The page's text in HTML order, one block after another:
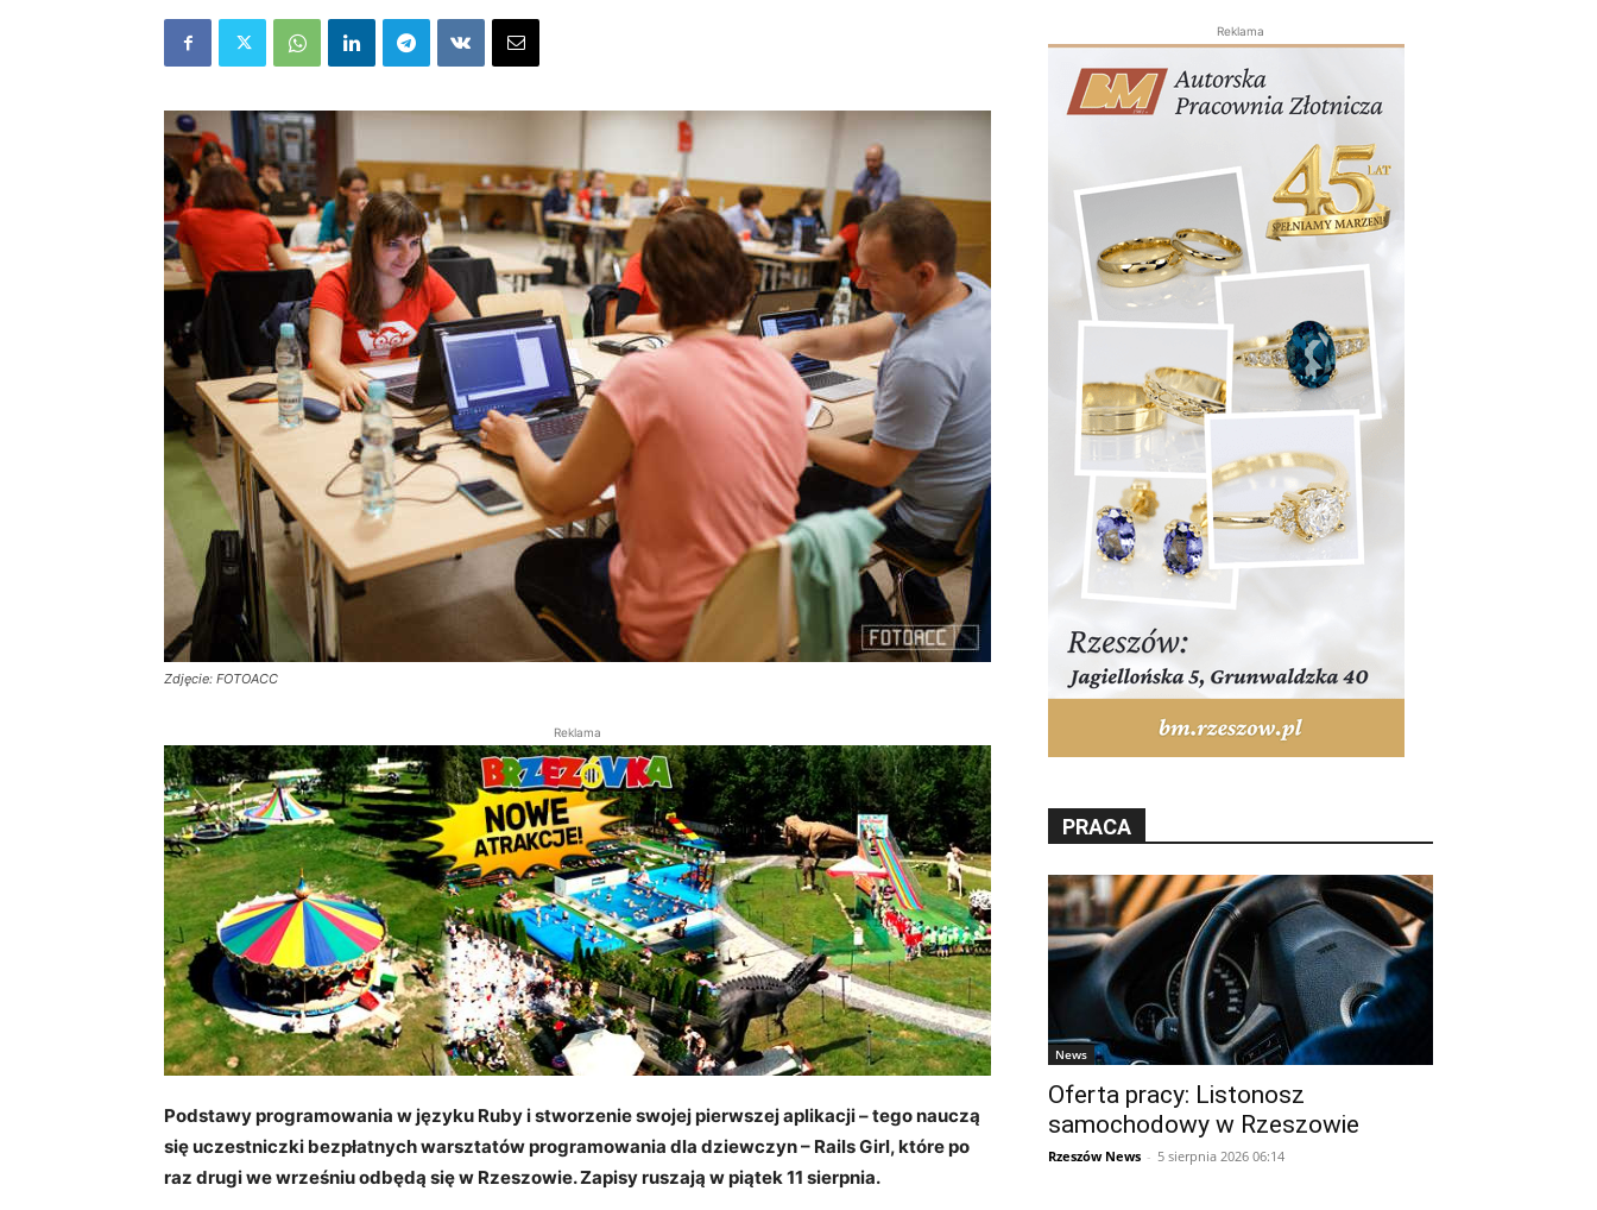
Zdjęcie: FOTOACC
Reklama
Podstawy programowania w języku Ruby i stworzenie swojej pierwszej aplikacji – tego nauczą
się uczestniczki bezpłatnych warsztatów programowania dla dziewczyn – Rails Girl, które po
raz drugi we wrześniu odbędą się w Rzeszowie. Zapisy ruszają w piątek 11 sierpnia.
Reklama
PRACA
News
Oferta pracy: Listonosz
samochodowy w Rzeszowie
Rzeszów News - 5 sierpnia 2026 06:14